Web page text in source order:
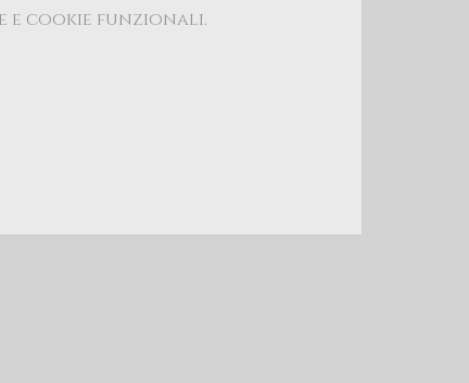
e cookie funzionali.